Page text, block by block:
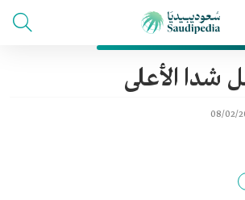
شدا الأعلى
08/02/